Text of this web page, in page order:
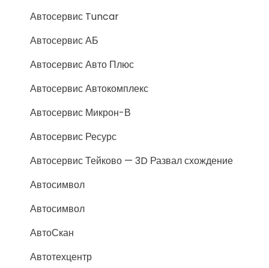
Автосервис Tuncar
Автосервис АБ
Автосервис Авто Плюс
Автосервис Автокомплекс
Автосервис Микрон-В
Автосервис Ресурс
Автосервис Тейково — 3D Развал схождение
Автосимвол
Автосимвол
АвтоСкан
Автотехцентр